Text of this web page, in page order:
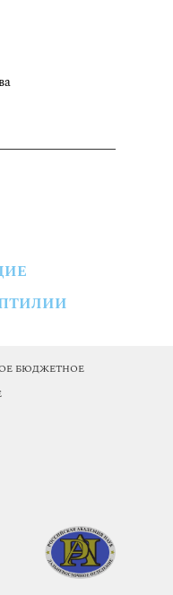
БЮДЖЕТНОЕ